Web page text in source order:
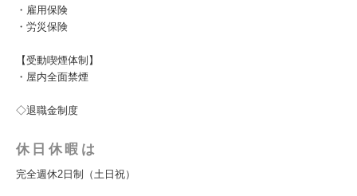
・雇用保険
・労災保険
【受動喫煙体制】
・屋内全面禁煙
◇退職金制度
休日休暇は
完全週休2日制（土日祝）